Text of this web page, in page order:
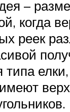
–
когда
реек
типа